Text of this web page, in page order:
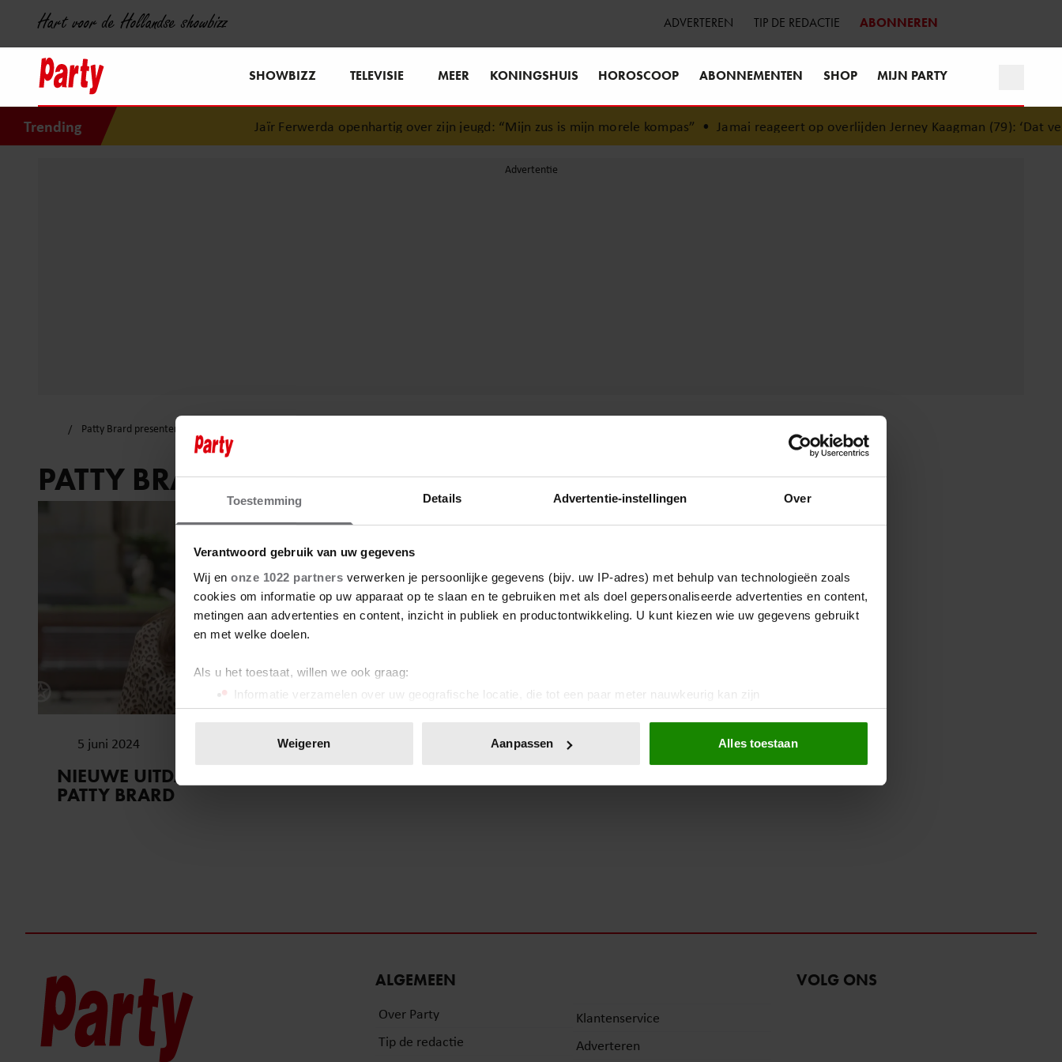
Toestemming Details Advertentie-instellingen Over
Verantwoord gebruik van uw gegevens
Wij en onze 1022 partners verwerken je persoonlijke gegevens (bijv. uw IP-adres) met behulp van technologieën zoals
cookies om informatie op uw apparaat op te slaan en te gebruiken met als doel gepersonaliseerde advertenties en content,
metingen aan advertenties en content, inzicht in publiek en productontwikkeling. U kunt kiezen wie uw gegevens gebruikt
en met welke doelen.
Als u het toestaat, willen we ook graag:
Informatie verzamelen over uw geografische locatie, die tot een paar meter nauwkeurig kan zijn
Uw apparaat identificeren door het actief te scannen op specifieke eigenschappen (fingerprinting)
toestemming op elk moment wijzigen of intrekken in de Cookieverklaring.
Weigeren Aanpassen Alles toestaan
Hart voor de Hollandse showbizz ADVERTEREN TIP DE REDACTIE ABONNEREN
SHOWBIZZ TELEVISIE MEER KONINGSHUIS HOROSCOOP ABONNEMENTEN SHOP MIJN PARTY
Trending Jaïr Ferwerda openhartig over zijn jeugd: “Mijn zus is mijn morele kompas”• Jamai reageert op overlijden Jerney Kaagman (79): ‘Dat
Patty Brard presenteren
PATTY BRARD PRESENTEREN
5 juni 2024
NIEUWE UITDAGING VOOR
PATTY BRARD
ALGEMEEN
Over Party
Tip de redactie
Klantenservice
Adverteren
VOLG ONS